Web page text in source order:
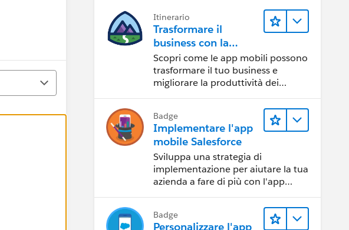
Itinerario
Trasformare il
business con la
tecnologia mobile
Scopri come le app mobili possono
trasformare il tuo business e
migliorare la produttività dei
Badge
Implementare l'app
mobile Salesforce
Sviluppa una strategia di
implementazione per aiutare la tua
azienda a fare di più con l'app
Badge
Personalizzare l'app